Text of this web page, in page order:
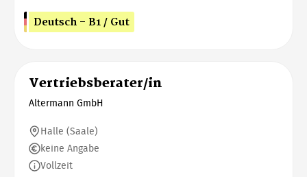
Deutsch - B1 / Gut
Vertriebsberater/in
Altermann GmbH
Halle (Saale)
keine Angabe
Vollzeit